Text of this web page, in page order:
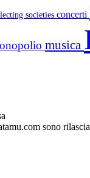
societies concerti
musica
sono